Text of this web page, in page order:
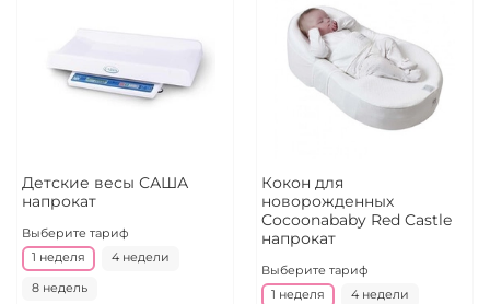
Детские весы САША
напрокат
Выберите тариф
1 неделя
4 недели
8 недель
Кокон для
новорожденных
Cocoonababy Red Castle
напрокат
Выберите тариф
1 неделя
4 недели